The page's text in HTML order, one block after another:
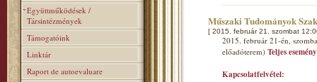
Együttműködések /
Társintézmények
Támogatóink
Linktár
Raport de autoevaluare
Műszaki Tudományok
[ 2015. február 21. szombat
2015. február 21-én,
előadóterem) Teljes
Kapcsolatfelvétel: